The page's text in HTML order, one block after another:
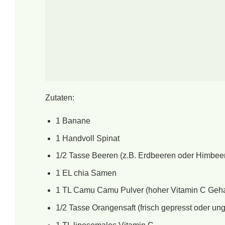
Zutaten:
1 Banane
1 Handvoll Spinat
1/2 Tasse Beeren (z.B. Erdbeeren oder
1 EL chia Samen
1 TL Camu Camu Pulver (hoher Vitamin C
1/2 Tasse Orangensaft (frisch gepresst oder